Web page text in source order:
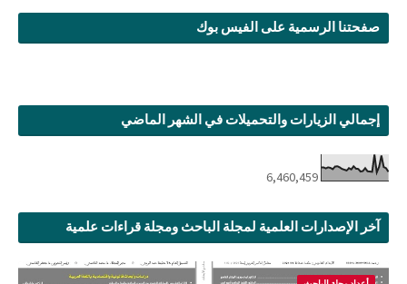
صفحتنا الرسمية على الفيس بوك
إجمالي الزيارات والتحميلات في الشهر الماضي
6,460,459
آخر الإصدارات العلمية لمجلة الباحث ومجلة قراءات علمية